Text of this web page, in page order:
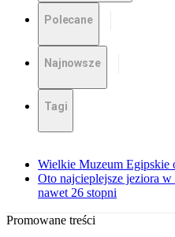
Polecane
Najnowsze
Tagi
Wielkie Muzeum Egipskie
Oto najcieplejsze jeziora w
nawet 26 stopni
Promowane treści